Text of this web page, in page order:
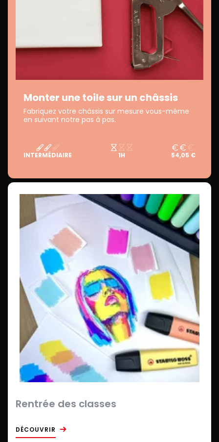
Monter une toile sur un châssis
Fabriquez votre châssis sur mesure vous-même
en suivant notre pas à pas.
INTERMÉDIAIRE 1H 54,05 €
Rentrée des classes
DÉCOUVRIR